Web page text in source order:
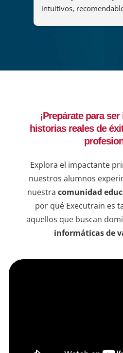
intuitivos,
¡Prepárate para
historias reales de
Explora el impactante
nuestros alumnos
nuestra comunidad
por qué Executrain es
aquellos que buscan
informáticas de